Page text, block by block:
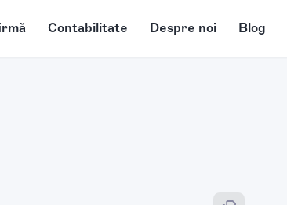
Contabilitate Despre noi Blog